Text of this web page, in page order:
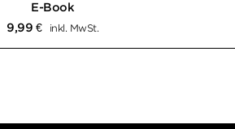
E-Book
9,99 € inkl. MwSt.